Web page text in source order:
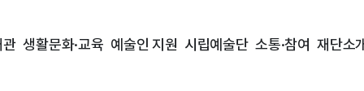
관 생활문화·교육 예술인 지원 시립예술단 소통·참여 재단소